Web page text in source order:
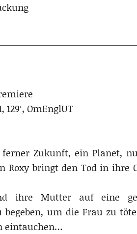
129′, OmEnglUT
Zukunft, ein Planet,
Roxy bringt den Tod in ihre
ihre Mutter auf eine
um die Frau zu
eintauchen…